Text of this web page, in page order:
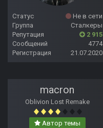
Статус
Не в сети
Группа
Сталкеры
Репутация
2 915
Сообщений
4774
Регистрация
21.07.2020
macron
Oblivion Lost Remake
Автор темы